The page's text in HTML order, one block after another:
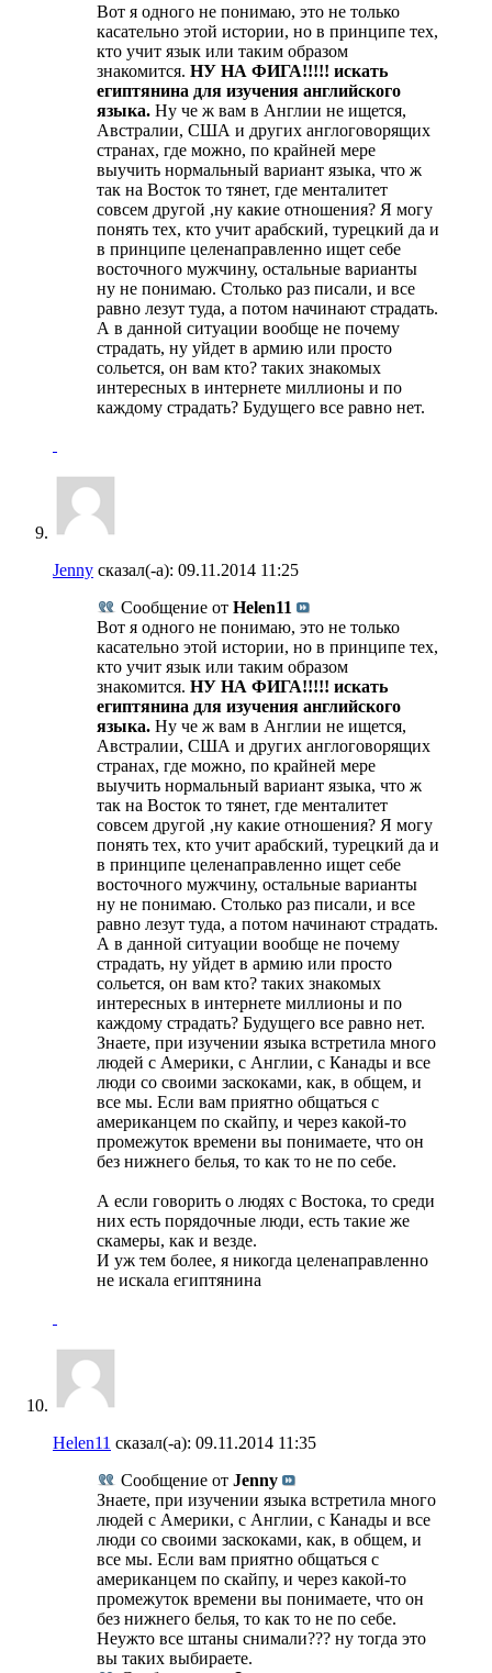
Вот я одного не понимаю, это не только
касательно этой истории, но в принципе тех,
кто учит язык или таким образом
знакомится. НУ НА ФИГА!!!!! искать
египтянина для изучения английского
языка. Ну че ж вам в Англии не ищется,
Австралии, США и других англоговорящих
странах, где можно, по крайней мере
выучить нормальный вариант языка, что ж
так на Восток то тянет, где менталитет
совсем другой ,ну какие отношения? Я могу
понять тех, кто учит арабский, турецкий да и
в принципе целенаправленно ищет себе
восточного мужчину, остальные варианты
ну не понимаю. Столько раз писали, и все
равно лезут туда, а потом начинают страдать.
А в данной ситуации вообще не почему
страдать, ну уйдет в армию или просто
сольется, он вам кто? таких знакомых
интересных в интернете миллионы и по
каждому страдать? Будущего все равно нет.
Jenny сказал(-а): 09.11.2014 11:25
Сообщение от Helen11
Вот я одного не понимаю, это не только
касательно этой истории, но в принципе тех,
кто учит язык или таким образом
знакомится. НУ НА ФИГА!!!!! искать
египтянина для изучения английского
языка. Ну че ж вам в Англии не ищется,
Австралии, США и других англоговорящих
странах, где можно, по крайней мере
выучить нормальный вариант языка, что ж
так на Восток то тянет, где менталитет
совсем другой ,ну какие отношения? Я могу
понять тех, кто учит арабский, турецкий да и
в принципе целенаправленно ищет себе
восточного мужчину, остальные варианты
ну не понимаю. Столько раз писали, и все
равно лезут туда, а потом начинают страдать.
А в данной ситуации вообще не почему
страдать, ну уйдет в армию или просто
сольется, он вам кто? таких знакомых
интересных в интернете миллионы и по
каждому страдать? Будущего все равно нет.
Знаете, при изучении языка встретила много
людей с Америки, с Англии, с Канады и все
люди со своими заскоками, как, в общем, и
все мы. Если вам приятно общаться с
американцем по скайпу, и через какой-то
промежуток времени вы понимаете, что он
без нижнего белья, то как то не по себе.
А если говорить о людях с Востока, то среди
них есть порядочные люди, есть такие же
скамеры, как и везде.
И уж тем более, я никогда целенаправленно
не искала египтянина
Helen11 сказал(-а): 09.11.2014 11:35
Сообщение от Jenny
Знаете, при изучении языка встретила много
людей с Америки, с Англии, с Канады и все
люди со своими заскоками, как, в общем, и
все мы. Если вам приятно общаться с
американцем по скайпу, и через какой-то
промежуток времени вы понимаете, что он
без нижнего белья, то как то не по себе.
Неужто все штаны снимали??? ну тогда это
вы таких выбираете.